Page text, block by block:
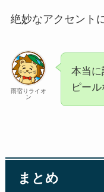
絶妙なアクセント
雨宿りライオ
ン
本当に
ピー
まとめ